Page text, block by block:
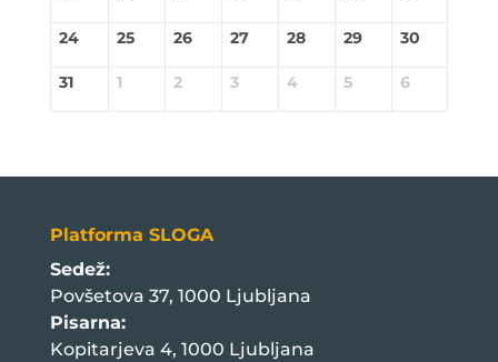
24 25 26 27 28 29 30
31 1 2 3 4 5 6
Platforma SLOGA
Sedež:
Povšetova 37, 1000 Ljubljana
Pisarna:
Kopitarjeva 4, 1000 Ljubljana